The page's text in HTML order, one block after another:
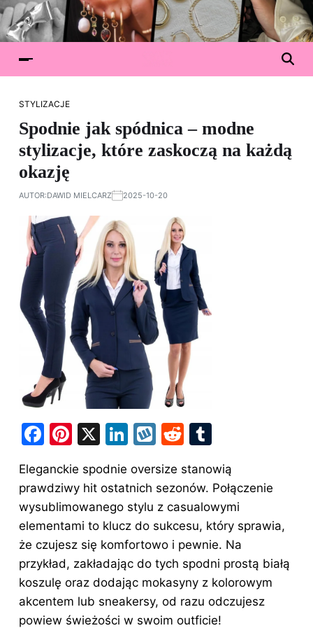
STYLIZACJE
Spodnie jak spódnica – modne
stylizacje, które zaskoczą na każdą
okazję
AUTOR:DAWID MIELCARZ 2025-10-20
F
c
e
b
o
o
k
Pi
er
e
st
X
Li
k
e
dI
n
W
k
o
p
R
d
di
t
m
bl
r
Eleganckie spodnie oversize stanowią
prawdziwy hit ostatnich sezonów. Połączenie
wysublimowanego stylu z casualowymi
elementami to klucz do sukcesu, który sprawia,
że czujesz się komfortowo i pewnie. Na
przykład, zakładając do tych spodni prostą białą
koszulę oraz dodając mokasyny z kolorowym
akcentem lub sneakersy, od razu odczujesz
powiew świeżości w swoim outficie!